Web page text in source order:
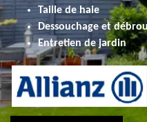
Taille de haie
Dessouchage et
Entretien de jardin